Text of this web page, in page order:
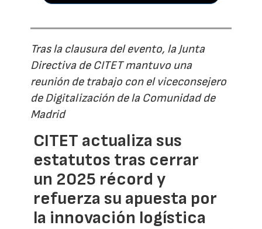
Tras la clausura del evento, la Junta
Directiva de CITET mantuvo una
reunión de trabajo con el viceconsejero
de Digitalización de la Comunidad de
Madrid
CITET actualiza sus
estatutos tras cerrar
un 2025 récord y
refuerza su apuesta por
la innovación logística